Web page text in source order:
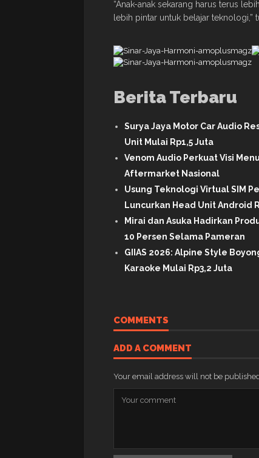
“Anak-anak sekarang harus terus
lebih pintar untuk belajar teknologi,”
Berita Terbaru
Surya Jaya Motor Car Audio
Unit Mulai Rp1,5 Juta
Venom Audio Perkuat Visi
Aftermarket Nasional
Usung Teknologi Virtual SIM
Luncurkan Head Unit Android
Mirai dan Asuka Hadirkan
10 Persen Selama Pameran
GIIAS 2026: Alpine Style
Karaoke Mulai Rp3,2 Juta
COMMENTS
ADD A COMMENT
Your email address will not be published.